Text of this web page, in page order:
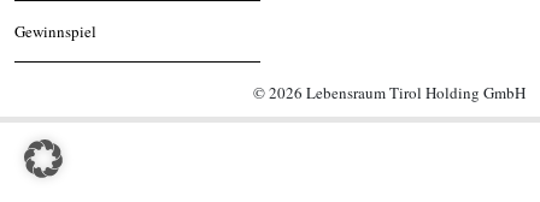
Gewinnspiel
© 2026 Lebensraum Tirol Holding GmbH